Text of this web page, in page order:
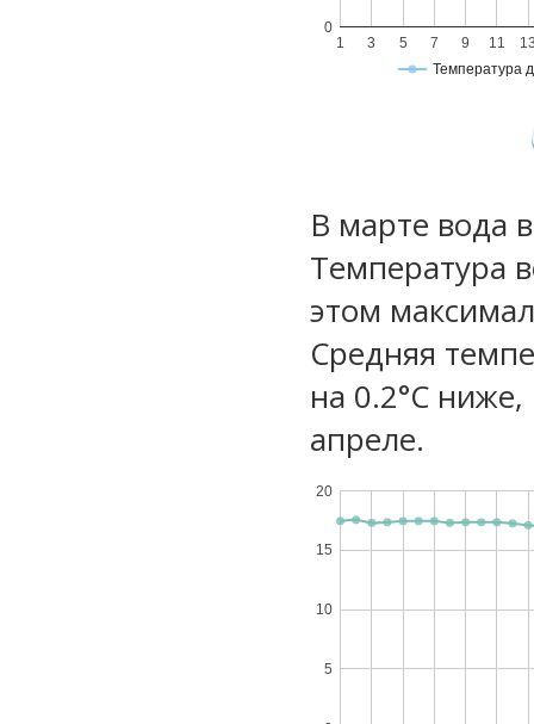
Температура
1 3 5 7 9 11
0
В марте вода
Температура
этом
Средняя
на 0.2°C
апреле.
5
10
15
20